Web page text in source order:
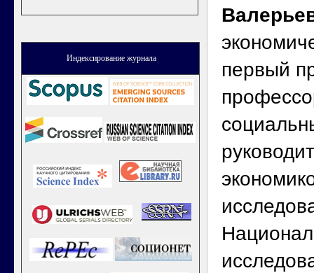
Индексирование журнала
первый